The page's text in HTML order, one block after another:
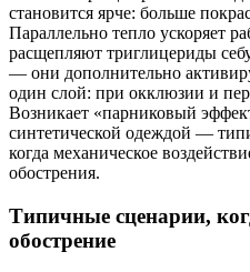
становится ярче: больше
Параллельно тепло ускоряет
расщепляют триглицериды
— они дополнительно
один слой: при окклюзии и
Возникает «парниковый
синтетической одеждой —
когда механическое
обострения.
Типичные сценарии,
обострение